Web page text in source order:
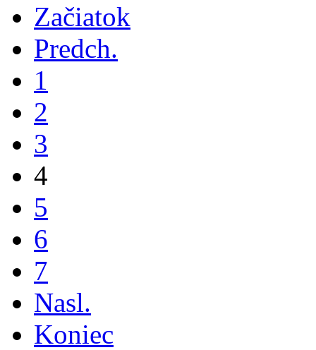
Začiatok
Predch.
1
2
3
4
5
6
7
Nasl.
Koniec